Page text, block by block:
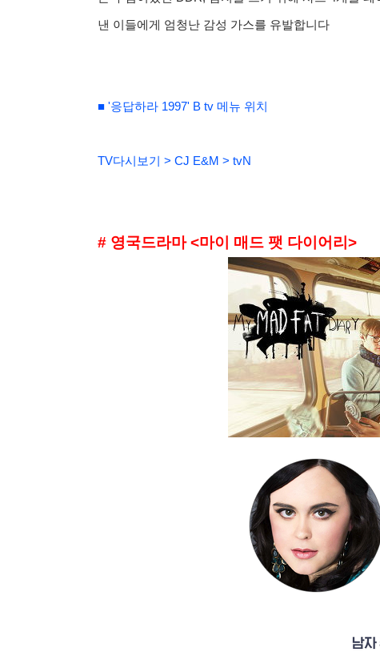
낸 이들에게 엄청난 감성 가스를 유발합니다
■ '응답하라 1997' B tv 메뉴 위치
TV다시보기 > CJ E&M > tvN
# 영국드라마 <마이 매드 팻 다이어리>